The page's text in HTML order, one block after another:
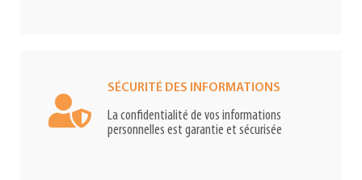
SÉCURITÉ DES INFORMATIONS
La confidentialité de vos informations
personnelles est garantie et sécurisée